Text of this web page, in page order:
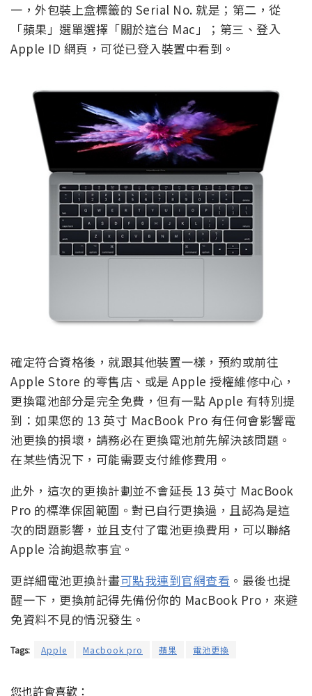
一，外包裝上盒標籤的 Serial No. 就是；第二，從
「蘋果」選單選擇「關於這台 Mac」；第三、登入
Apple ID 網頁，可從已登入裝置中看到。
確定符合資格後，就跟其他裝置一樣，預約或前往
Apple Store 的零售店、或是 Apple 授權維修中心，
更換電池部分是完全免費，但有一點 Apple 有特別提
到：如果您的 13 英寸 MacBook Pro 有任何會影響電
池更換的損壞，請務必在更換電池前先解決該問題。
在某些情況下，可能需要支付維修費用。
此外，這次的更換計劃並不會延長 13 英寸 MacBook
Pro 的標準保固範圍。對已自行更換過，且認為是這
次的問題影響，並且支付了電池更換費用，可以聯絡
Apple 洽詢退款事宜。
更詳細電池更換計畫可點我連到官網查看 。最後也提
醒一下，更換前記得先備份你的 MacBook Pro，來避
免資料不見的情況發生。
Tags: Apple Macbook pro 蘋果 電池更換
您也許會喜歡：